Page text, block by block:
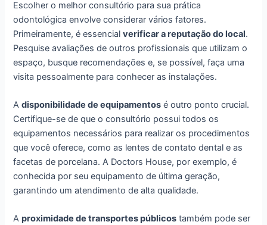
Escolher o melhor consultório para sua prática
odontológica envolve considerar vários fatores.
Primeiramente, é essencialverificar a reputação do local.
Pesquise avaliações de outros profissionais que utilizam o
espaço, busque recomendações e, se possível, faça uma
visita pessoalmente para conhecer as instalações.
Adisponibilidade de equipamentos é outro ponto crucial.
Certifique-se de que o consultório possui todos os
equipamentos necessários para realizar os procedimentos
que você oferece, como as lentes de contato dental e as
facetas de porcelana. A Doctors House, por exemplo, é
conhecida por seu equipamento de última geração,
garantindo um atendimento de alta qualidade.
Aproximidade de transportes públicos também pode ser